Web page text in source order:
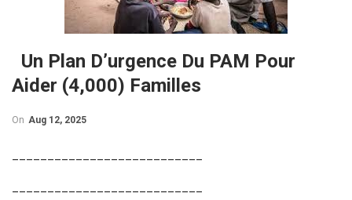
Un Plan D’urgence Du PAM Pour
Aider (4,000) Familles
On Aug 12, 2025